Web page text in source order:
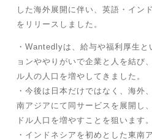
した海外展開に伴い、英語・イン
をリリースしました。
・Wantedlyは、給与や福利厚生
ョンややりがいで企業と人を結び
ル人の人口を増やしてきました。
・今後は日本だけではなく、海外
南アジアにて同サービスを展開し
ドル人口を増やすことを狙います。
・インドネシアを初めとした東南